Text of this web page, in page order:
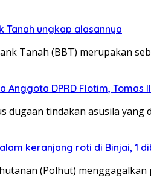
Tanah ungkap alasannya
Tanah (BBT) merupakan
Anggota DPRD Flotim,
dugaan tindakan asusila
keranjang roti di Binjai, 1
(Polhut)